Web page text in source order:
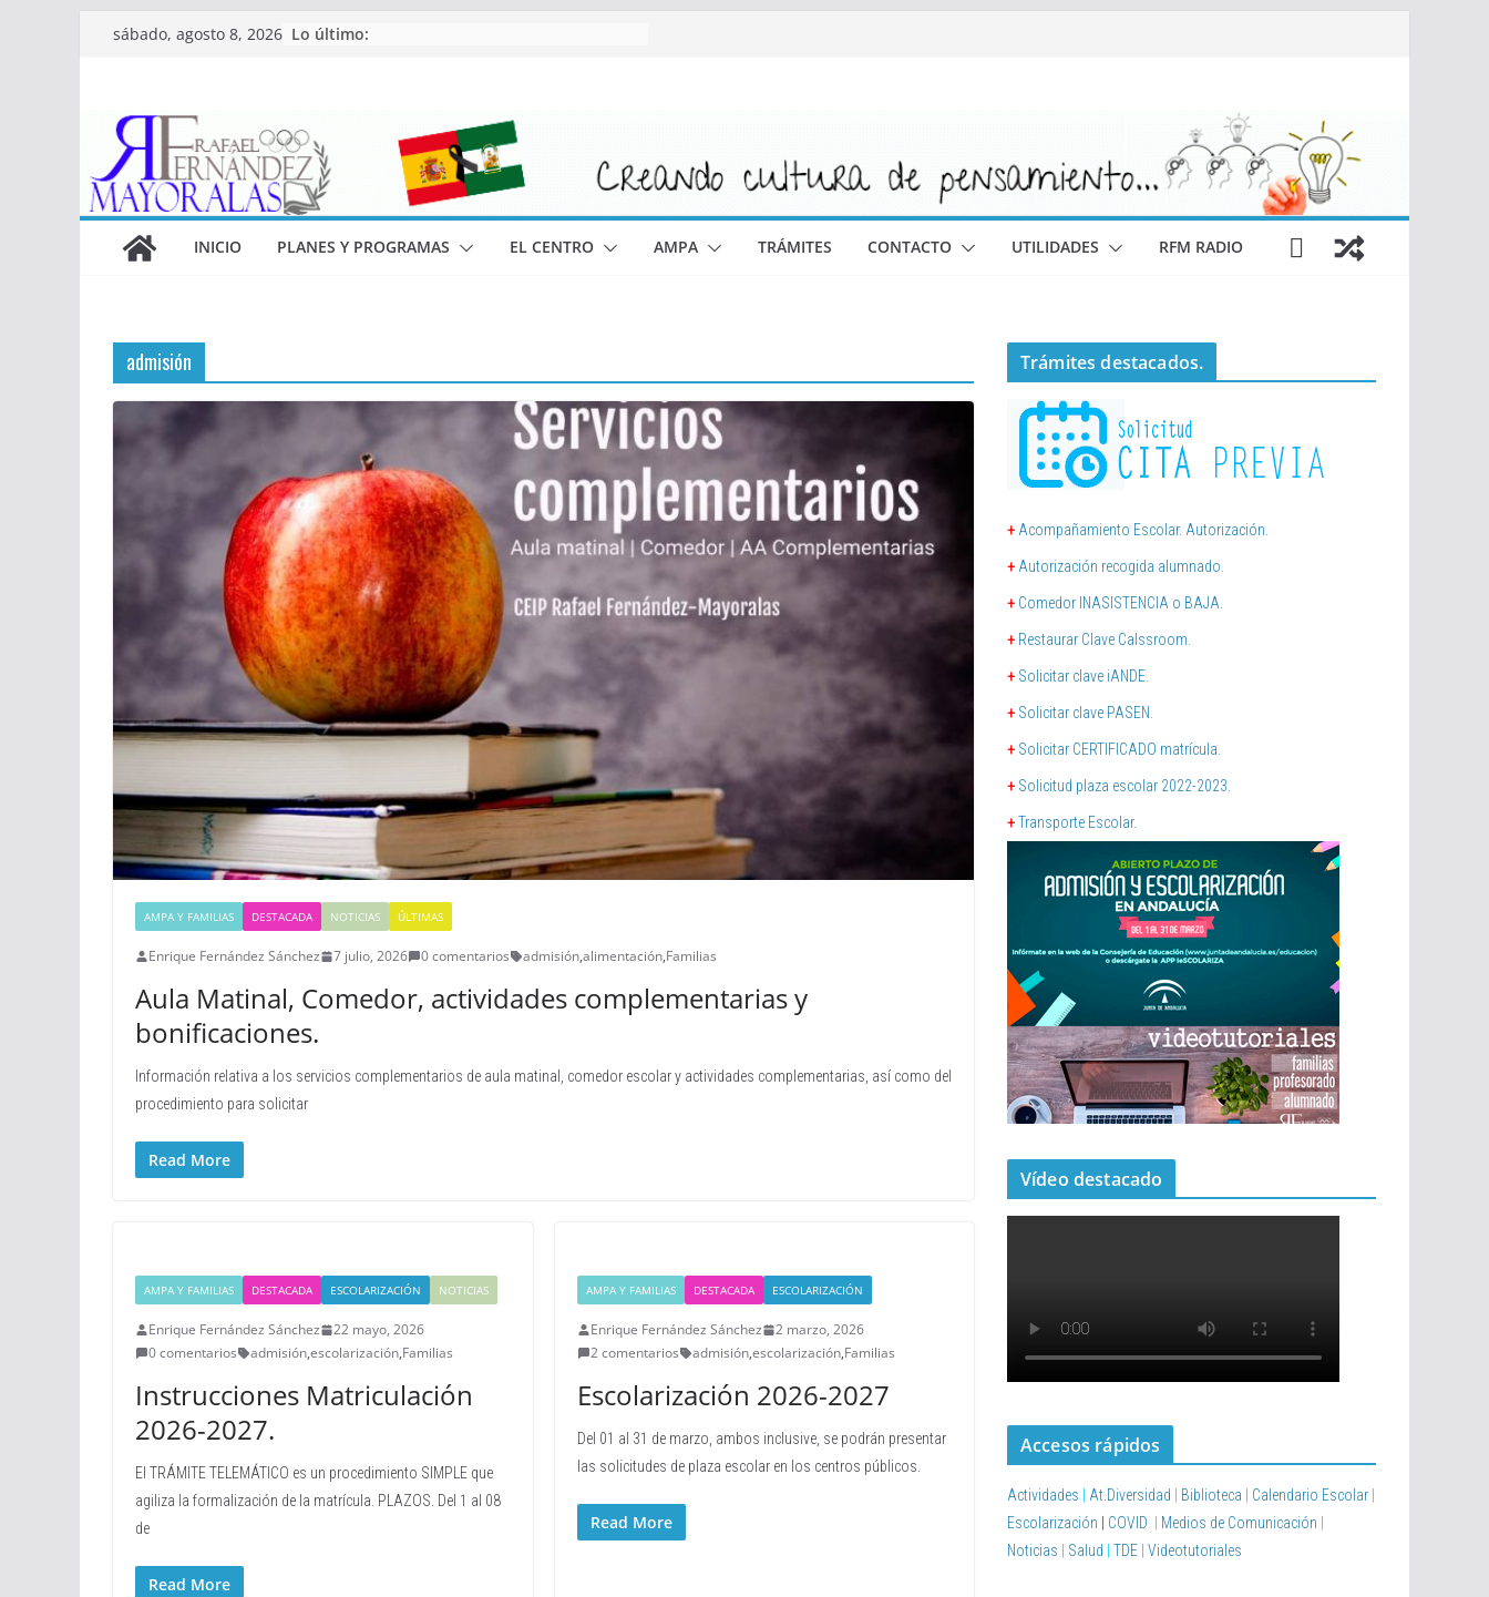
Saltarsábado, agosto 8, 2026 Lo último:
INICIO PLANES Y PROGRAMAS EL CENTRO AMPA TRÁMITES CONTACTO UTILIDADES RFM RADIO
admisión
AMPA Y FAMILIAS DESTACADA NOTICIAS ÚLTIMAS
Enrique Fernández Sánchez 7 julio, 2026 0 comentarios admisión,alimentación,Familias
Aula Matinal, Comedor, actividades complementarias y
bonificaciones.
Información relativa a los servicios complementarios de aula matinal, comedor escolar y actividades complementarias, así como del
procedimiento para solicitar
Read More
AMPA Y FAMILIAS DESTACADA ESCOLARIZACIÓN NOTICIAS
Enrique Fernández Sánchez
22 mayo, 2026
0 comentarios
admisión,escolarización,Familias
Instrucciones Matriculación
2026-2027.
El TRÁMITE TELEMÁTICO es un procedimiento SIMPLE que
agiliza la formalización de la matrícula. PLAZOS. Del 1 al 08
de
Read More
AMPA Y FAMILIAS DESTACADA ESCOLARIZACIÓN
Enrique Fernández Sánchez
2 marzo, 2026
2 comentarios
admisión,escolarización,Familias
Escolarización 2026-2027
Del 01 al 31 de marzo, ambos inclusive, se podrán presentar
las solicitudes de plaza escolar en los centros públicos.
Read More
Trámites destacados.
+ Acompañamiento Escolar. Autorización.
+ Autorización recogida alumnado.
+ Comedor INASISTENCIA o BAJA.
+ Restaurar Clave Calssroom.
+ Solicitar clave iANDE.
+ Solicitar clave PASEN.
+ Solicitar CERTIFICADO matrícula.
+ Solicitud plaza escolar 2022-2023.
+Transporte Escolar.
Vídeo destacado
Accesos rápidos
Actividades At.Diversidad Biblioteca Calendario Escolar
Escolarización
COVID Medios de Comunicación
Noticias
Salud TDE Videotutoriales